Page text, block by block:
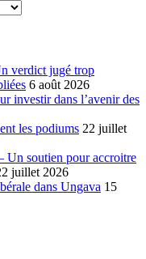
verdict jugé trop
6 août 2026
investir dans l’avenir des
les podiums 22 juillet
Un soutien pour accroitre
juillet 2026
dans Ungava 15